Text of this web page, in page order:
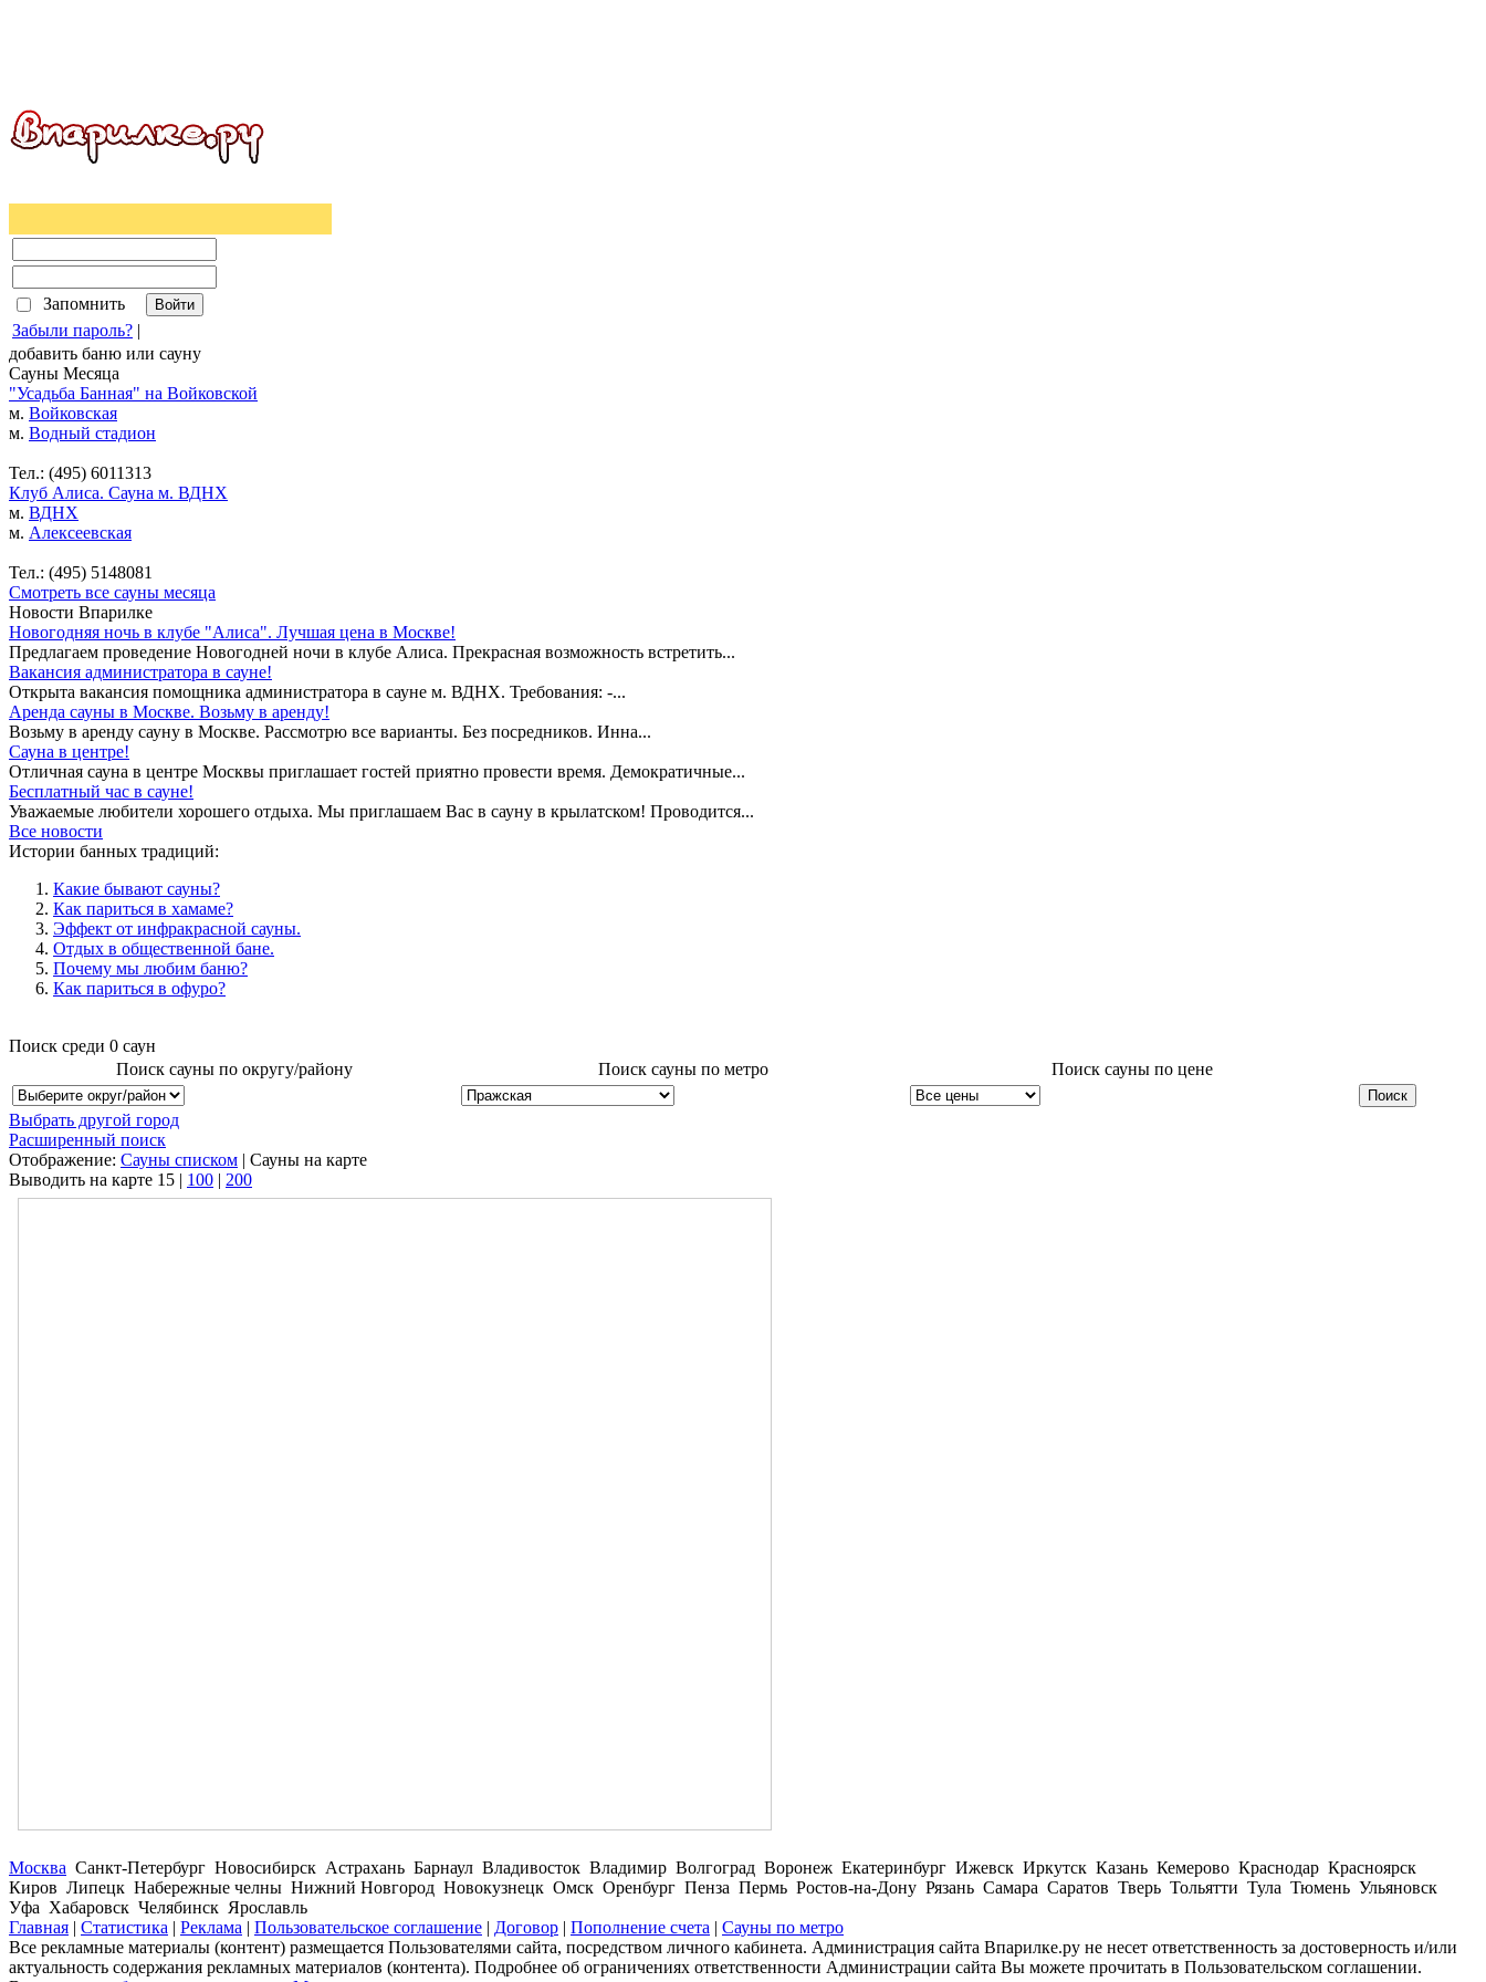
Запомнить
Забыли пароль? |
добавить баню или сауну
Сауны Месяца
"Усадьба Банная" на Войковской
м. Войковская
м. Водный стадион
Тел.: (495) 6011313
Клуб Алиса. Сауна м. ВДНХ
м. ВДНХ
м. Алексеевская
Тел.: (495) 5148081
Смотреть все сауны месяца
Новости Впарилке
Новогодняя ночь в клубе "Алиса". Лучшая цена в Москве!
Предлагаем проведение Новогодней ночи в клубе Алиса. Прекрасная возможность встретить...
Вакансия администратора в сауне!
Открыта вакансия помощника администратора в сауне м. ВДНХ. Требования: -...
Аренда сауны в Москве. Возьму в аренду!
Возьму в аренду сауну в Москве. Рассмотрю все варианты. Без посредников. Инна...
Сауна в центре!
Отличная сауна в центре Москвы приглашает гостей приятно провести время. Демократичные...
Бесплатный час в сауне!
Уважаемые любители хорошего отдыха. Мы приглашаем Вас в сауну в крылатском! Проводится...
Все новости
Истории банных традиций:
Какие бывают сауны?
Как париться в хамаме?
Эффект от инфракрасной сауны.
Отдых в общественной бане.
Почему мы любим баню?
Как париться в офуро?
Поиск среди 0 саун
Поиск сауны по округу/району
Поиск сауны по метро Поиск сауны по цене
Выбрать другой город
Расширенный поиск
Отображение: Сауны списком | Сауны на карте
Выводить на карте 15 | 100 | 200
Москва Санкт-Петербург Новосибирск Астрахань Барнаул Владивосток Владимир Волгоград Воронеж Екатеринбург Ижевск Иркутск Казань Кемерово Краснодар Красноярск
Киров Липецк Набережные челны Нижний Новгород Новокузнецк Омск Оренбург Пенза Пермь Ростов-на-Дону Рязань Самара Саратов Тверь Тольятти Тула Тюмень Ульяновск
Уфа Хабаровск Челябинск Ярославль
Главная | Статистика | Реклама | Пользовательское соглашение | Договор | Пополнение счета | Сауны по метро
Все рекламные материалы (контент) размещается Пользователями сайта, посредством личного кабинета. Администрация сайта Впарилке.ру не несет ответственность за достоверность и/или
актуальность содержания рекламных материалов (контента). Подробнее об ограничениях ответственности Администрации сайта Вы можете прочитать в Пользовательском соглашении.